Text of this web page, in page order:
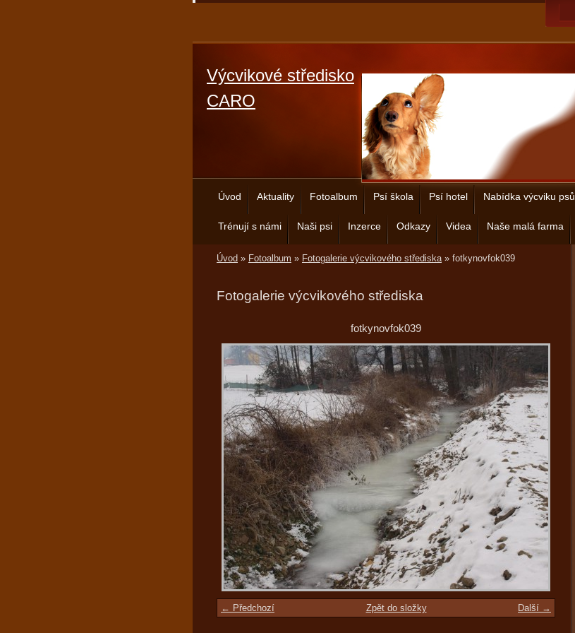
Výcvikové středisko
CARO
Úvod Aktuality Fotoalbum Psí škola Psí hotel Nabídka výcviku psů
Trénují s námi Naši psi Inzerce Odkazy Videa Naše malá farma
Úvod » Fotoalbum » Fotogalerie výcvikového střediska» fotkynovfok039
Fotogalerie výcvikového střediska
fotkynovfok039
← Předchozí Další →
Zpět do složky